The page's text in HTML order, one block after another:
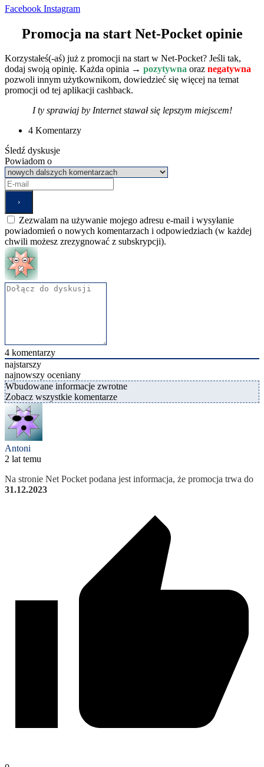
Facebook Instagram
Promocja na start Net-Pocket opinie
Korzystałeś(-aś) już z promocji na start w Net-Pocket? Jeśli tak,
dodaj swoją opinię. Każda opinia → pozytywna oraz negatywna
pozwoli innym użytkownikom, dowiedzieć się więcej na temat
promocji od tej aplikacji cashback.
I ty sprawiaj by Internet stawał się lepszym miejscem!
4 Komentarzy
Śledź dyskusje
Powiadom o
Zezwalam na używanie mojego adresu e-mail i wysyłanie
powiadomień o nowych komentarzach i odpowiedziach (w każdej
chwili możesz zrezygnować z subskrypcji).
4 komentarzy
najstarszy
najnowszy oceniany
Wbudowane informacje zwrotne
Zobacz wszystkie komentarze
Antoni
2 lat temu
Na stronie Net Pocket podana jest informacja, że promocja trwa do
31.12.2023